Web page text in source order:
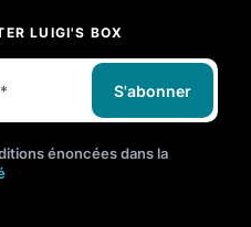
LUIGI'S BOX
S'abonner
énoncées dans la